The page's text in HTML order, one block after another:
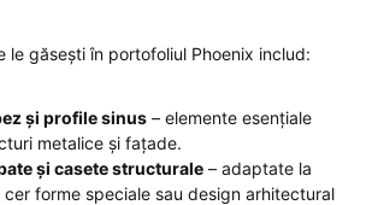
le găsești în portofoliul Phoenix includ:
și profile sinus – elemente esențiale
metalice și fațade.
și casete structurale – adaptate la
forme speciale sau design arhitectural